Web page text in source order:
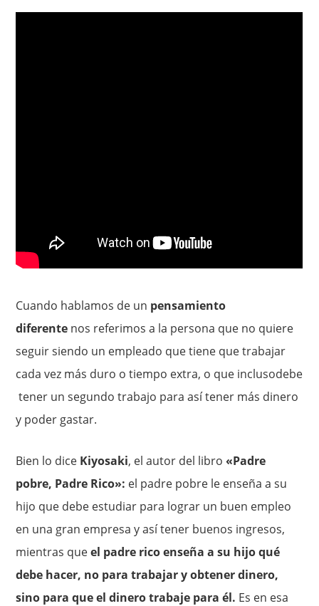
Cuando hablamos de un pensamiento
diferente nos referimos a la persona que no quiere
seguir siendo un empleado que tiene que trabajar
cada vez más duro o tiempo extra, o que inclusodebe
tener un segundo trabajo para así tener más dinero
y poder gastar.
Bien lo dice Kiyosaki, el autor del libro «Padre
pobre, Padre Rico»: el padre pobre le enseña a su
hijo que debe estudiar para lograr un buen empleo
en una gran empresa y así tener buenos ingresos,
mientras queel padre rico enseña a su hijo qué
debe hacer, no para trabajar y obtener dinero,
sino para que el dinero trabaje para él. Es en esa